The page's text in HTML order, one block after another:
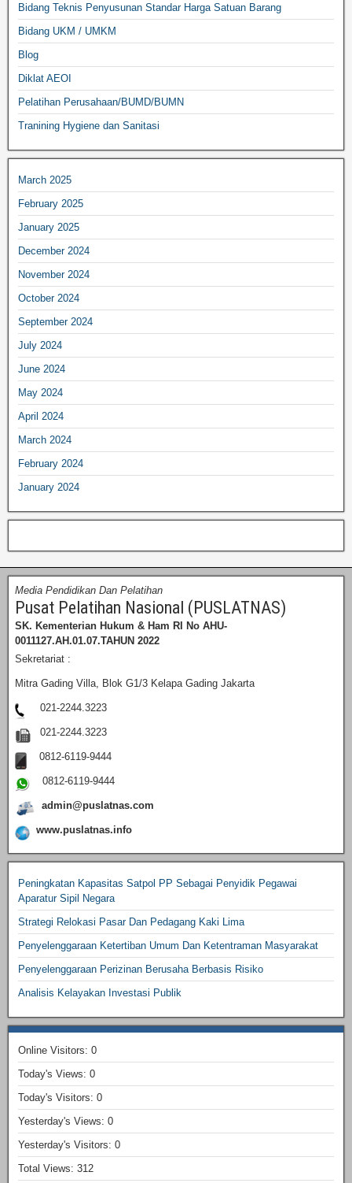
Bidang Teknis Penyusunan Standar Harga Satuan Barang
Bidang UKM / UMKM
Blog
Diklat AEOI
Pelatihan Perusahaan/BUMD/BUMN
Tranining Hygiene dan Sanitasi
March 2025
February 2025
January 2025
December 2024
November 2024
October 2024
September 2024
July 2024
June 2024
May 2024
April 2024
March 2024
February 2024
January 2024
Media Pendidikan Dan Pelatihan
Pusat Pelatihan Nasional (PUSLATNAS)
SK. Kementerian Hukum & Ham RI
No AHU-
0011127.AH.01.07.TAHUN 2022
Sekretariat :
Mitra Gading Villa, Blok G1/3 Kelapa Gading Jakarta
021-2244.3223
021-2244.3223
0812-6119-9444
0812-6119-9444
admin@puslatnas.com
www.puslatnas.info
Peningkatan Kapasitas Satpol PP Sebagai Penyidik Pegawai
Aparatur Sipil Negara
Strategi Relokasi Pasar Dan Pedagang Kaki Lima
Penyelenggaraan Ketertiban Umum Dan Ketentraman Masyarakat
Penyelenggaraan Perizinan Berusaha Berbasis Risiko
Analisis Kelayakan Investasi Publik
Online Visitors: 0
Today's Views: 0
Today's Visitors: 0
Yesterday's Views: 0
Yesterday's Visitors: 0
Total Views: 312